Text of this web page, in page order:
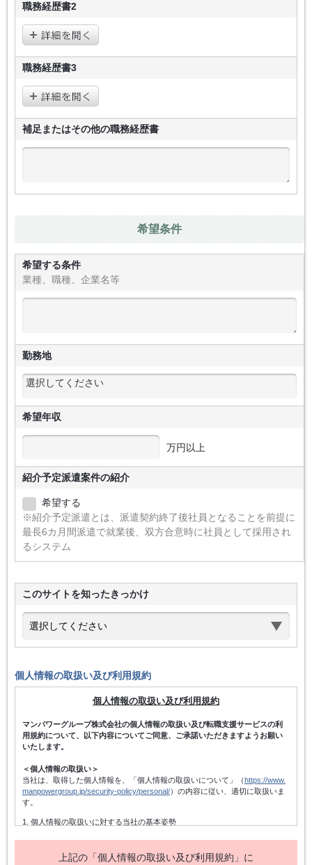
職務経歴書2
職務経歴書3
補足またはその他の職務経歴書
希望条件
希望する条件
業種、職種、企業名等
勤務地
希望年収
万円以上
紹介予定派遣案件の紹介
希望する
※紹介予定派遣とは、派遣契約終了後社員となることを前提に
最長6カ月間派遣で就業後、双方合意時に社員として採用され
るシステム
このサイトを知ったきっかけ
個人情報の取扱い及び利用規約
個人情報の取扱い及び利用規約
マンパワーグループ株式会社の個人情報の取扱い及び転職支援サービスの利
用規約について、以下内容についてご同意、ご承諾いただきますようお願い
いたします。
＜個人情報の取扱い＞
当社は、取得した個人情報を、「個人情報の取扱いについて」（ https://www.
manpowergroup.jp/security-policy/personal/）の内容に従い、適切に取扱いま
す。
1. 個人情報の取扱いに対する当社の基本姿勢
ます。また、個人情報の取得にあたっては、適法かつ公正な手段によって
上記の「個人情報の取扱い及び利用規約」に